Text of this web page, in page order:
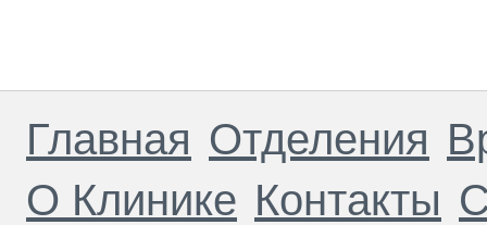
Главная Отделения
О Клинике Контакты